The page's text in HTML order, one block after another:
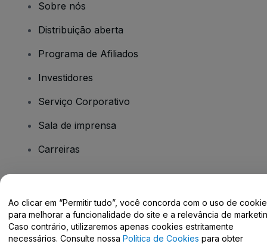
Sobre nós
Distribuição aberta
Programa de Afiliados
Investidores
Serviço Corporativo
Sala de imprensa
Carreiras
Centro de Ajuda / Fale Conosco
Ao clicar em “Permitir tudo”, você concorda com o uso de
para melhorar a funcionalidade do site e a relevância de
Caso contrário, utilizaremos apenas cookies estritamente
necessários. Consulte nossa Política de Cookies para obter